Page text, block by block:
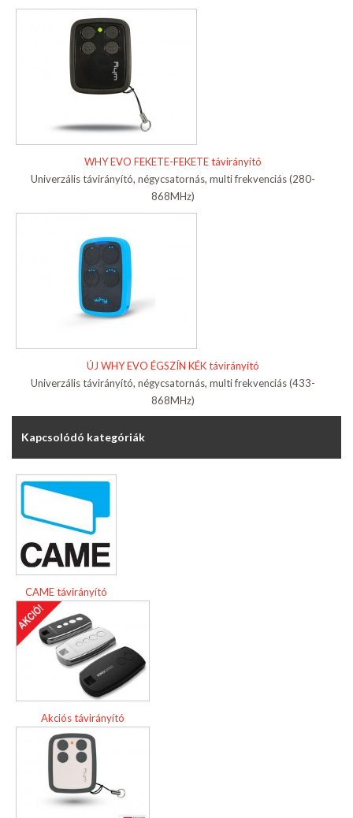
WHY EVO FEKETE-FEKETE távirányító
Univerzális távirányító, négycsatornás, multi frekvenciás (280-
868MHz)
ÚJ WHY EVO ÉGSZÍN KÉK távirányító
Univerzális távirányító, négycsatornás, multi frekvenciás (433-
868MHz)
Kapcsolódó kategóriák
CAME távirányító
Akciós távirányító